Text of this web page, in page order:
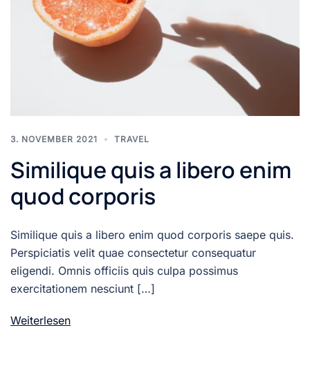
3. NOVEMBER 2021 TRAVEL
Similique quis a libero enim
quod corporis
Similique quis a libero enim quod corporis saepe quis.
Perspiciatis velit quae consectetur consequatur
eligendi. Omnis officiis quis culpa possimus
exercitationem nesciunt […]
Weiterlesen